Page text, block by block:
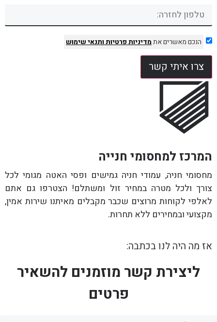
הנכם מאשרים אתמדיניות פרטיותותנאי שימוש
צרו איתי קשר
המרכז למחסומי חנייה
מחסומי חניה, עמודי חניה גמישים ופסי האטה מגומי לכל
צורך ולכל מטרה במחיר זול ומשתלם! הצטרפו גם אתם
לאלפי לקוחות מרוצים שכבר מקבלים מאיתנו שירות אמין,
מקצועי ובמחירים ללא תחרות.
אז מה היה לנו בכתבה:
ליצירת קשר מוזמנים להשאיר
פרטים